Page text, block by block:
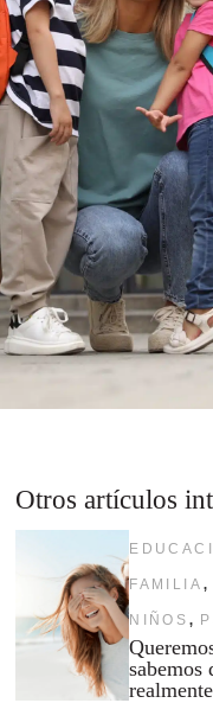
Otros artículos
FAMILIA ,
NIÑOS ,
sabemos